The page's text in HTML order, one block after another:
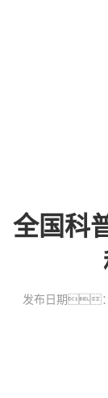
全国科
发布日期